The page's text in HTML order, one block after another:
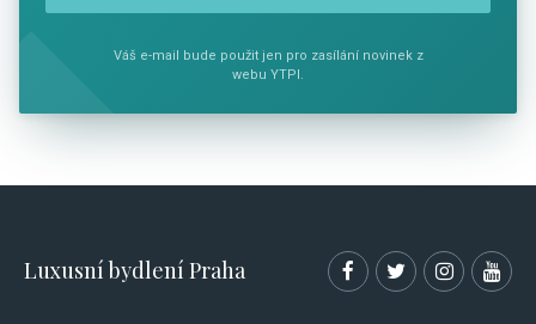
Váš e-mail bude použit jen pro zasílání novinek z
webu YTPI.
Luxusní bydlení Praha